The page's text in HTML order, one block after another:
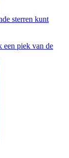
sterren kunt
een piek van de